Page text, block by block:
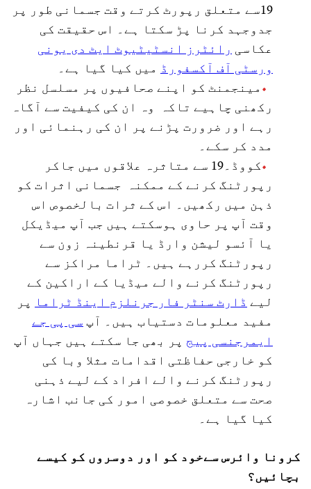
19سے متعلق رپورٹ کرتے وقت جسمانی طور پر
جدوجہد کرنا پڑ سکتا ہے۔ اس حقیقت کی
عکاسیرائٹرز انسٹیٹیوٹ ایٹ دی یونی
ورسٹی آف آکسفورڈ میں کیا گیا ہے۔
مینجمنٹ کو اپنے صحافیوں پر مسلسل نظر
رکھنی چاہیے تاکہ وہ ان کی کیفیت سے آگاہ
رہے اور ضرورت پڑنے پر ان کی رہنمائی اور
مدد کر سکے۔
کووڈ۔19 سے متاثرہ علاقوں میں جاکر
رپورٹنگ کرنے کے ممکنہ جسمانی اثرات کو
ذہن میں رکھیں۔ اس کے ثرات بالخصوص اس
وقت آپ پر حاوی ہوسکتے ہیں جب آپ میڈیکل
یا آئسو لیشن وارڈ یا قرنطینہ زون سے
رپورٹنگ کررہے ہیں۔ ٹراما مراکز سے
رپورٹنگ کرنے والے میڈیا کے اراکین کے
لیےڈارٹ سنٹر فار جرنلزم اینڈ ٹراما پر
مفید معلومات دستیاب ہیں۔ آپسی پی جے
ایمرجنسی پیج پر بھی جا سکتے ہیں جہاں آپ
کو خارجی حفاظتی اقدامات مثلا وبا کی
رپورٹنگ کرنے والے افراد کے لیے ذہنی
صحت سے متعلق خصوصی امور کی جانب اشارہ
کیا گیا ہے۔
کرونا وائرس سےخود کو اور دوسروں کو کیسے
بچائیں؟